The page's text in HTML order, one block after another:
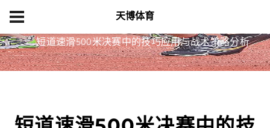
天博体育
短道速滑500米决赛中的技巧应用与战术策略分析